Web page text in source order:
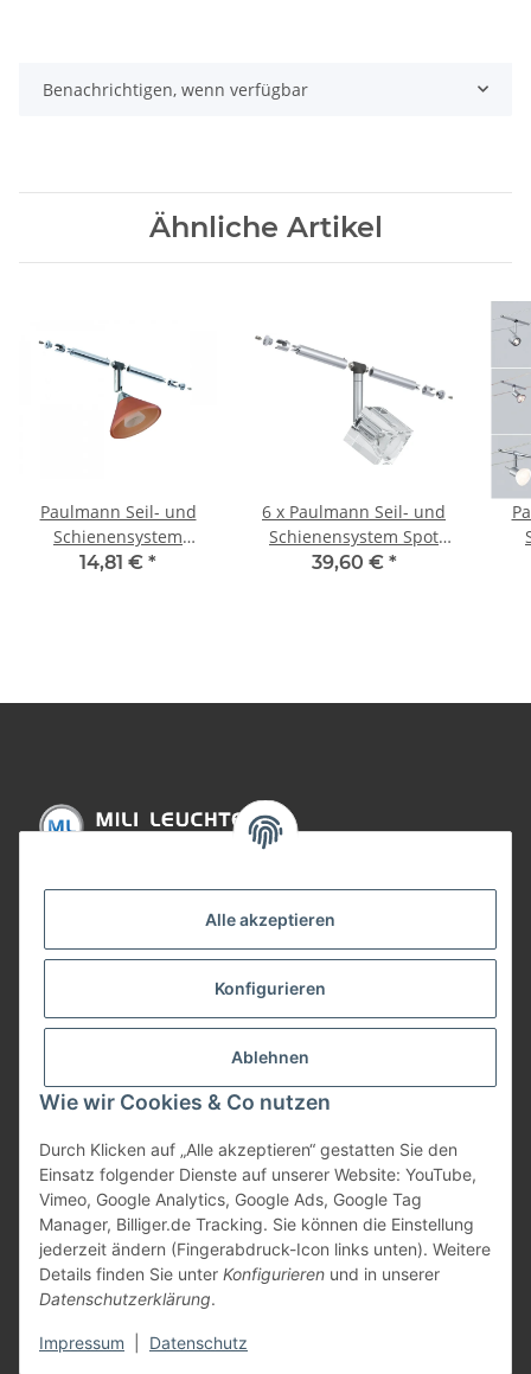
Alle akzeptieren
Konfigurieren
Ablehnen
Wie wir Cookies & Co nutzen
Durch Klicken auf „Alle akzeptieren“ gestatten Sie den
Einsatz folgender Dienste auf unserer Website: YouTube,
Vimeo, Google Analytics, Google Ads, Google Tag
Manager, Billiger.de Tracking. Sie können die Einstellung
jederzeit ändern (Fingerabdruck-Icon links unten). Weitere
Details finden Sie unter Konfigurieren und in unserer
Datenschutzerklärung.
Impressum Datenschutz
Benachrichtigen, wenn verfügbar
Ähnliche Artikel
Paulmann Seil- und
Schienensystem
CombiEasy Spot Co
14,81 € *
6 x Paulmann Seil- und
Schienensystem Spot
IceCube 1x35W Halogen
39,60 € *
Gesetzliche Informationen
Bezahlung
Vertrag widerrufen